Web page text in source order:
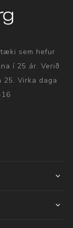
sem hefur
í 25 ár. Verið
Virka daga